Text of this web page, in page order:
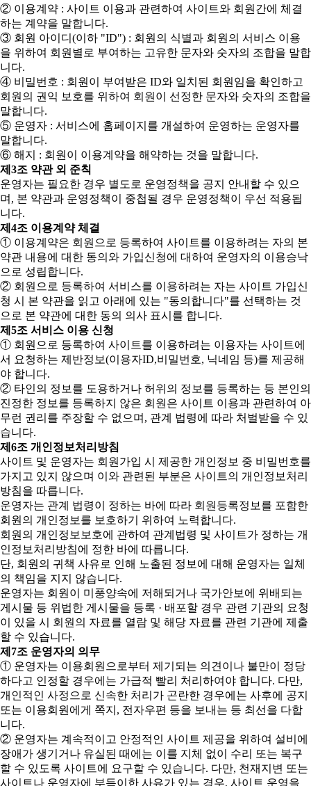
② 이용계약 : 사이트 이용과 관련하여 사이트와 회원간에 체결
하는 계약을 말합니다.
③ 회원 아이디(이하 "ID") : 회원의 식별과 회원의 서비스 이용
을 위하여 회원별로 부여하는 고유한 문자와 숫자의 조합을 말합
니다.
④ 비밀번호 : 회원이 부여받은 ID와 일치된 회원임을 확인하고
회원의 권익 보호를 위하여 회원이 선정한 문자와 숫자의 조합을
말합니다.
⑤ 운영자 : 서비스에 홈페이지를 개설하여 운영하는 운영자를
말합니다.
⑥ 해지 : 회원이 이용계약을 해약하는 것을 말합니다.
제3조 약관 외 준칙
운영자는 필요한 경우 별도로 운영정책을 공지 안내할 수 있으
며, 본 약관과 운영정책이 중첩될 경우 운영정책이 우선 적용됩
니다.
제4조 이용계약 체결
① 이용계약은 회원으로 등록하여 사이트를 이용하려는 자의 본
약관 내용에 대한 동의와 가입신청에 대하여 운영자의 이용승낙
으로 성립합니다.
② 회원으로 등록하여 서비스를 이용하려는 자는 사이트 가입신
청 시 본 약관을 읽고 아래에 있는 "동의합니다"를 선택하는 것
으로 본 약관에 대한 동의 의사 표시를 합니다.
제5조 서비스 이용 신청
① 회원으로 등록하여 사이트를 이용하려는 이용자는 사이트에
서 요청하는 제반정보(이용자ID,비밀번호, 닉네임 등)를 제공해
야 합니다.
② 타인의 정보를 도용하거나 허위의 정보를 등록하는 등 본인의
진정한 정보를 등록하지 않은 회원은 사이트 이용과 관련하여 아
무런 권리를 주장할 수 없으며, 관계 법령에 따라 처벌받을 수 있
습니다.
제6조 개인정보처리방침
사이트 및 운영자는 회원가입 시 제공한 개인정보 중 비밀번호를
가지고 있지 않으며 이와 관련된 부분은 사이트의 개인정보처리
방침을 따릅니다.
운영자는 관계 법령이 정하는 바에 따라 회원등록정보를 포함한
회원의 개인정보를 보호하기 위하여 노력합니다.
회원의 개인정보보호에 관하여 관계법령 및 사이트가 정하는 개
인정보처리방침에 정한 바에 따릅니다.
단, 회원의 귀책 사유로 인해 노출된 정보에 대해 운영자는 일체
의 책임을 지지 않습니다.
운영자는 회원이 미풍양속에 저해되거나 국가안보에 위배되는
게시물 등 위법한 게시물을 등록 · 배포할 경우 관련 기관의 요청
이 있을 시 회원의 자료를 열람 및 해당 자료를 관련 기관에 제출
할 수 있습니다.
제7조 운영자의 의무
① 운영자는 이용회원으로부터 제기되는 의견이나 불만이 정당
하다고 인정할 경우에는 가급적 빨리 처리하여야 합니다. 다만,
개인적인 사정으로 신속한 처리가 곤란한 경우에는 사후에 공지
또는 이용회원에게 쪽지, 전자우편 등을 보내는 등 최선을 다합
니다.
② 운영자는 계속적이고 안정적인 사이트 제공을 위하여 설비에
장애가 생기거나 유실된 때에는 이를 지체 없이 수리 또는 복구
할 수 있도록 사이트에 요구할 수 있습니다. 다만, 천재지변 또는
사이트나 운영자에 부득이한 사유가 있는 경우, 사이트 운영을